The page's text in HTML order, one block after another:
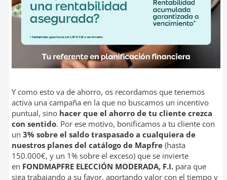
Y como esto va de ahorro, os recordamos que tenemos
activa una campaña en la que no buscamos un incentivo
puntual, sino hacer que el ahorro de tu cliente crezca
con sentido. Por ese motivo, bonificamos a tu cliente con
un 3% sobre el saldo traspasado a cualquiera de
nuestros planes del catálogo de Mapfre(hasta
150.000€, y un 1% sobre el exceso) que se invierte
en FONDMAPFRE ELECCIÓN MODERADA, F.I. para que
siga trabajando a su favor, aportando valor con el tiempo y